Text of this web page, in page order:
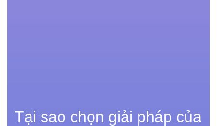
Tại sao chọn giải pháp của